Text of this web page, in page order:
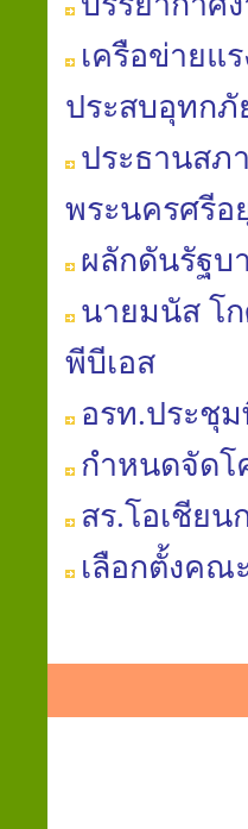
เครือข่ายแ
ประสบอุทกภั
ประธานสภ
พระนครศรีอ
ผลักดันรัฐบ
นายมนัส โ
พีบีเอส
อรท.ประชุ
กำหนดจัดโ
สร.โอเชีย
เลือกตั้งคณ